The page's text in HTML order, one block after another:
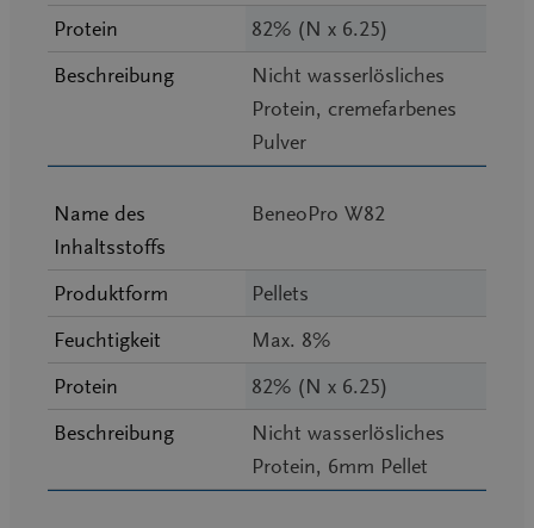
Protein
82% (N x 6.25)
Beschreibung
Nicht wasserlösliches
Protein, cremefarbenes
Pulver
Name des
Inhaltsstoffs
BeneoPro W82
Produktform
Pellets
Feuchtigkeit
Max. 8%
Protein
82% (N x 6.25)
Beschreibung
Nicht wasserlösliches
Protein, 6mm Pellet